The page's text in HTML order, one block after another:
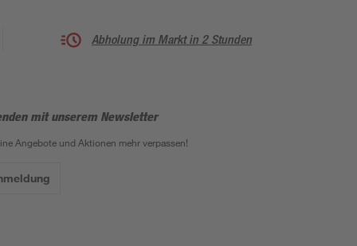
Abholung im Markt in 2 Stunden
mit unserem Newsletter
Angebote und Aktionen mehr verpassen!